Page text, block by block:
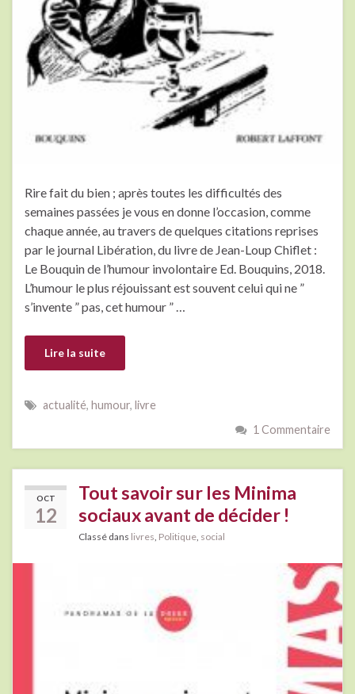
Rire fait du bien ; après toutes les difficultés des
semaines passées je vous en donne l’occasion, comme
chaque année, au travers de quelques citations reprises
par le journal Libération, du livre de Jean-Loup Chiflet :
Le Bouquin de l’humour involontaire Ed. Bouquins, 2018.
L’humour le plus réjouissant est souvent celui qui ne ”
s’invente ” pas, cet humour ” …
Lire la suite
actualité, humour, livre
1 Commentaire
OCT
12
Tout savoir sur les Minima
sociaux avant de décider !
Classé dans livres Politique social